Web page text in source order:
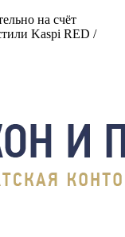
на счёт
Kaspi RED /